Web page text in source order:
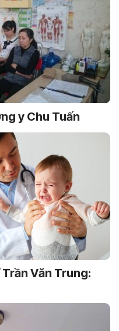
y Chu Tuấn
Văn Trung: